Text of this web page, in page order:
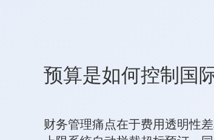
预算是如何控制国
财务管理痛点在于费用透明性